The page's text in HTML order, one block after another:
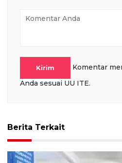
Kirim
Komentar
Anda sesuai UU ITE.
Berita Terkait